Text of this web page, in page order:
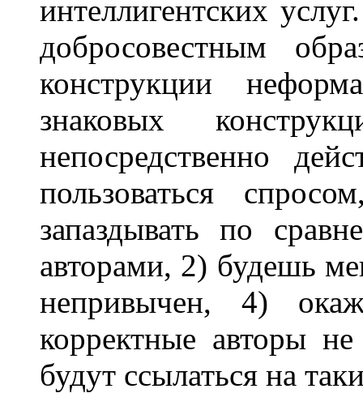
интеллигентских
добросовестным
конструкции
знаковых
непосредственно
пользоваться
запаздывать по
авторами, 2) будешь
непривычен, 4)
корректные авторы
будут ссылаться на